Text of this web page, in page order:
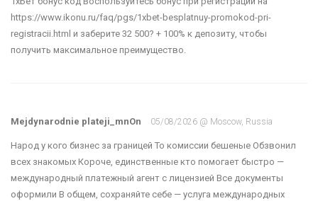
https://www.ikonu.ru/faq/pgs/1xbet-besplatnuy-promokod-pri-
registracii.html и заберите 32 500? + 100% к депозиту, чтобы
Mejdynarodnie plateji_mnOn 05/08/2026 @ Moscow, Russia
Народ у кого бизнес за границей То комиссии бешеные Обзвонил
всех знакомых Короче, единственные кто помогает быстро —
международный платежный агент с лицензией Все документы
оформили В общем, сохраняйте себе — услуга международных